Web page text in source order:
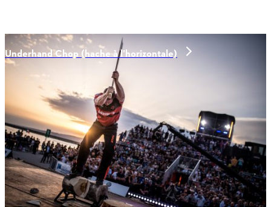
Underhand Chop (hache à l’horizontale)